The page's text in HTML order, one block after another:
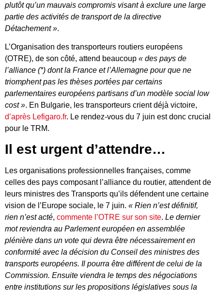
plutôt qu’un mauvais compromis visant à exclure une large
partie des activités de transport de la directive
Détachement ».
L’Organisation des transporteurs routiers européens
(OTRE), de son côté, attend beaucoup « des pays de
l’alliance (*) dont la France et l’Allemagne pour que ne
triomphent pas les thèses portées par certains
parlementaires européens partisans d’un modèle social low
cost ». En Bulgarie, les transporteurs crient déjà victoire,
d’après Lefigaro.fr. Le rendez-vous du 7 juin est donc crucial
pour le TRM.
Il est urgent d’attendre…
Les organisations professionnelles françaises, comme
celles des pays composant l’alliance du routier, attendent de
leurs ministres des Transports qu’ils défendent une certaine
vision de l’Europe sociale, le 7 juin. « Rien n’est définitif,
rien n’est acté, commente l’OTRE sur son site. Le dernier
mot reviendra au Parlement européen en assemblée
plénière dans un vote qui devra être nécessairement en
conformité avec la décision du Conseil des ministres des
transports européens. Il pourra être différent de celui de la
Commission. Ensuite viendra le temps des négociations
entre institutions sur les propositions législatives sous la